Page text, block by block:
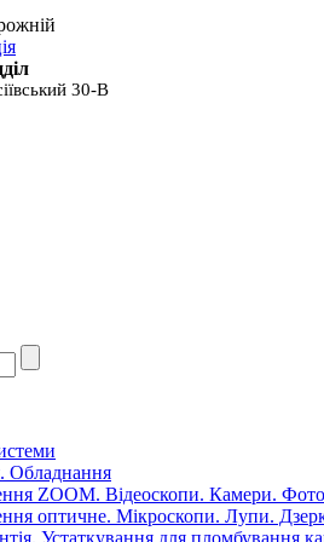
30-В
Обладнання
ZOOM. Відеоскопи. Камери.
оптичне. Мікроскопи. Лупи.
Устаткування для пломбування